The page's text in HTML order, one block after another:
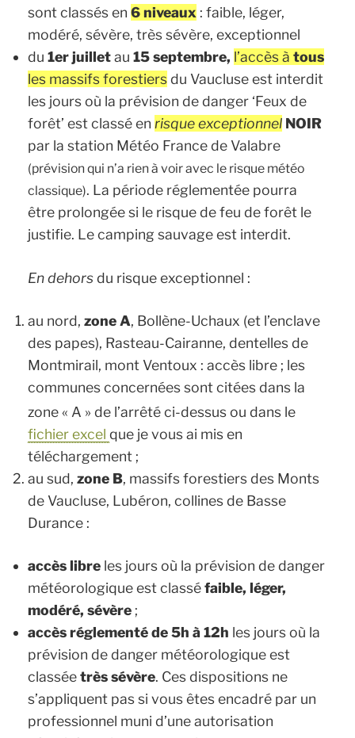
sont classés en6 niveaux : faible, léger,
modéré, sévère, très sévère, exceptionnel
du1er juilletau15 septembre, l’accès àtous
les massifs forestiersdu Vaucluse est interdit
les jours où la prévision de danger ‘Feux de
forêt’ est classé enrisque exceptionnel NOIR
par la station Météo France de Valabre
(prévision qui n’a rien à voir avec le risque météo
classique). La période réglementée pourra
être prolongée si le risque de feu de forêt le
justifie. Le camping sauvage est interdit.
En dehorsdu risque exceptionnel :
au nord,zone A, Bollène-Uchaux (et l’enclave
des papes), Rasteau-Cairanne, dentelles de
Montmirail, mont Ventoux : accès libre ; les
communes concernées sont citées dans la
zone « A » de l’arrêté ci-dessus ou dans le
fichier excelque je vous ai mis en
téléchargement ;
au sud,zone B, massifs forestiers des Monts
de Vaucluse, Lubéron, collines de Basse
Durance :
accès libre les jours où la prévision de danger
météorologique est classéfaible, léger,
modéré, sévère ;
accès réglementé de 5h à 12h les jours où la
prévision de danger météorologique est
classéetrès sévère. Ces dispositions ne
s’appliquent pas si vous êtes encadré par un
professionnel muni d’une autorisation